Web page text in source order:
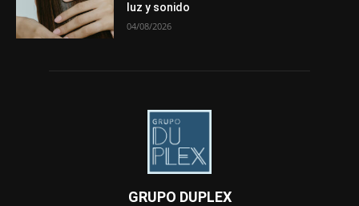
luz y sonido
04/08/2026
GRUPO DUPLEX